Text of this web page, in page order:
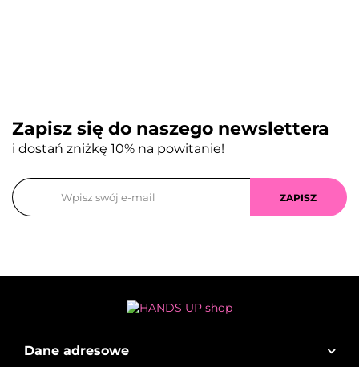
Zapisz się do naszego newslettera
i dostań zniżkę 10% na powitanie!
Dane adresowe